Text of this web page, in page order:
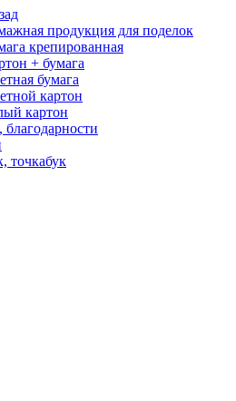
продукция для поделок
крепированная
+ бумага
бумага
картон
картон
точкабук